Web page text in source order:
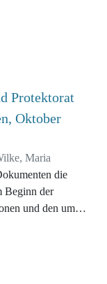
Protektorat
Oktober
Maria
Beginn der
und den um
als immer mehr